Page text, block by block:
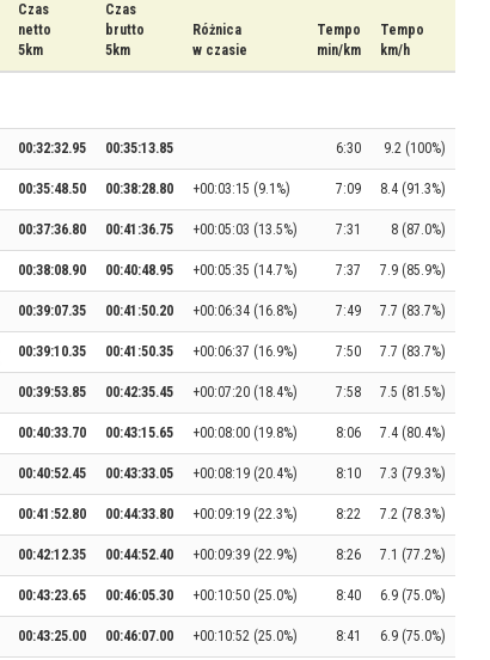
Czas
netto
5km
Czas
brutto
5km
Różnica
w czasie
Tempo
min/km
Tempo
km/h
00:32:32.95 00:35:13.85 6:30 9.2 (100%)
00:35:48.50 00:38:28.80 +00:03:15 (9.1%) 7:09 8.4 (91.3%)
00:37:36.80 00:41:36.75 +00:05:03 (13.5%) 7:31 8 (87.0%)
00:38:08.90 00:40:48.95 +00:05:35 (14.7%) 7:37 7.9 (85.9%)
00:39:07.35 00:41:50.20 +00:06:34 (16.8%) 7:49 7.7 (83.7%)
00:39:10.35 00:41:50.35 +00:06:37 (16.9%) 7:50 7.7 (83.7%)
00:39:53.85 00:42:35.45 +00:07:20 (18.4%) 7:58 7.5 (81.5%)
00:40:33.70 00:43:15.65 +00:08:00 (19.8%) 8:06 7.4 (80.4%)
00:40:52.45 00:43:33.05 +00:08:19 (20.4%) 8:10 7.3 (79.3%)
00:41:52.80 00:44:33.80 +00:09:19 (22.3%) 8:22 7.2 (78.3%)
00:42:12.35 00:44:52.40 +00:09:39 (22.9%) 8:26 7.1 (77.2%)
00:43:23.65 00:46:05.30 +00:10:50 (25.0%) 8:40 6.9 (75.0%)
00:43:25.00 00:46:07.00 +00:10:52 (25.0%) 8:41 6.9 (75.0%)